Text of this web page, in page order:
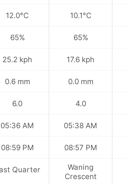
12.0°C
65%
25.2 kph
0.6 mm
6.0
05:36 AM
08:59 PM
Quarter
10.1°C
65%
17.6 kph
0.0 mm
4.0
05:38 AM
08:57 PM
Waning
Crescent